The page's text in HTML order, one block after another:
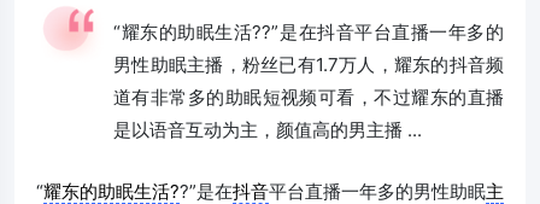
“耀东的助眠生活??”是在抖音平台直播一年多的
男性助眠主播，粉丝已有1.7万人，耀东的抖音频
道有非常多的助眠短视频可看，不过耀东的直播
是以语音互动为主，颜值高的男主播 ...
“耀东的助眠生活??”是在抖音平台直播一年多的男性助眠主